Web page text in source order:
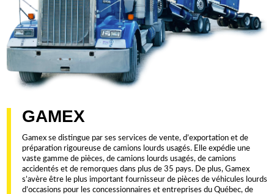
GAMEX
Gamex se distingue par ses services de vente, d’exportation et de
préparation rigoureuse de camions lourds usagés. Elle expédie une
vaste gamme de pièces, de camions lourds usagés, de camions
accidentés et de remorques dans plus de 35 pays. De plus, Gamex
s’avère être le plus important fournisseur de pièces de véhicules lourds
d’occasions pour les concessionnaires et entreprises du Québec, de